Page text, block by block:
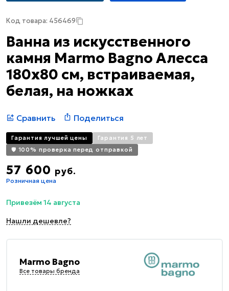
Код товара: 456469
Ванна из искусственного
камня Marmo Bagno Алесса
180x80 см, встраиваемая,
белая, на ножках
Сравнить Поделиться
Гарантия лучшей цены
Гарантия 5 лет
🛡️ 100% проверка перед отправкой
57 600 руб.
Розничная цена
Привезём 14 августа
Нашли дешевле?
Marmo Bagno
Все товары бренда